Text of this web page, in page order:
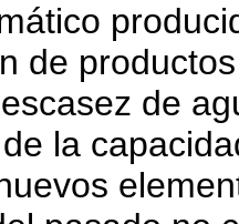
de
de
la